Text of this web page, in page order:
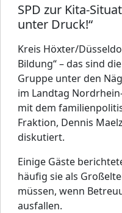
SPD zur Kita-
unter Druck!“
Kreis Höxter/
Bildung“ – das sind
Gruppe unter den
im Landtag
mit dem
Fraktion, Dennis
diskutiert.
Einige Gäste
häufig sie als
müssen, wenn
ausfallen.